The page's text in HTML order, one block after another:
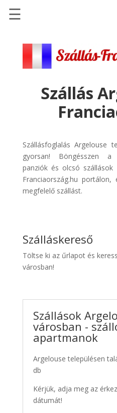
Szállások
Repülőjegy
pénzvisszatérítéssel
Discover
Cars
Transzfer
☰
Szállás
Szállásfoglalás Argelouse
gyorsan! Böngésszen a
panziók és olcsó
Franciaország.hu
megfelelő szállást.
Szálláskereső
Töltse ki az űrlapot és
városban!
Szállások
városban -
apartmanok
Argelouse településen
db
Kérjük, adja meg az
dátumát!